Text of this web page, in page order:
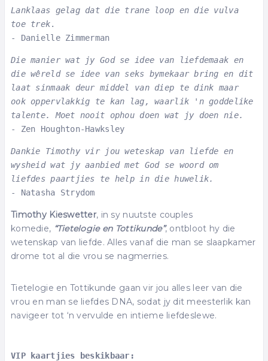
Lanklaas gelag dat die trane loop en die vulva
toe trek.
- Danielle Zimmerman
Die manier wat jy God se idee van liefdemaak en
die wêreld se idee van seks bymekaar bring en dit
laat sinmaak deur middel van diep te dink maar
ook oppervlakkig te kan lag, waarlik 'n goddelike
talente. Moet nooit ophou doen wat jy doen nie.
- Zen Houghton-Hawksley
Dankie Timothy vir jou weteskap van liefde en
wysheid wat jy aanbied met God se woord om
liefdes paartjies te help in die huwelik.
- Natasha Strydom
Timothy Kieswetter, in sy nuutste couples
komedie, “Tietelogie en Tottikunde”, ontbloot hy die
wetenskap van liefde. Alles vanaf die man se slaapkamer
drome tot al die vrou se nagmerries.
Tietelogie en Tottikunde gaan vir jou alles leer van die
vrou en man se liefdes DNA, sodat jy dit meesterlik kan
navigeer tot ‘n vervulde en intieme liefdeslewe.
VIP kaartjies beskikbaar: